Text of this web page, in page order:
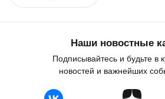
Наши новостные
Подписывайтесь и будьте в
новостей и важнейших